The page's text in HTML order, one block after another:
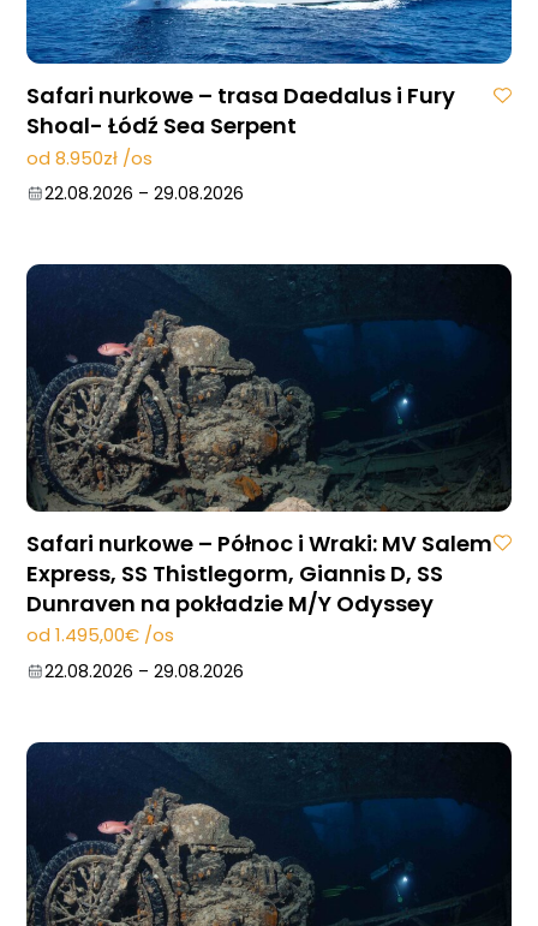
Safari nurkowe – trasa Daedalus i Fury
Shoal- Łódź Sea Serpent
od 8.950zł /os
22.08.2026 – 29.08.2026
Safari nurkowe – Północ i Wraki: MV Salem
Express, SS Thistlegorm, Giannis D, SS
Dunraven na pokładzie M/Y Odyssey
od 1.495,00€ /os
22.08.2026 – 29.08.2026